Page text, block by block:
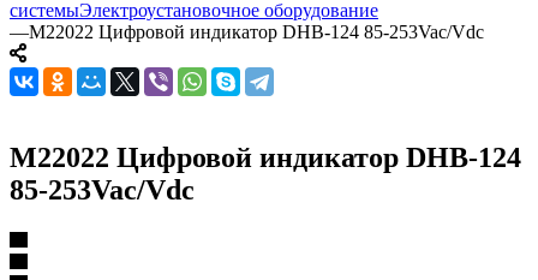
системыЭлектроустановочное оборудование
—M22022 Цифровой индикатор DHB-124 85-253Vac/Vdc
M22022 Цифровой индикатор DHB-124
85-253Vac/Vdc